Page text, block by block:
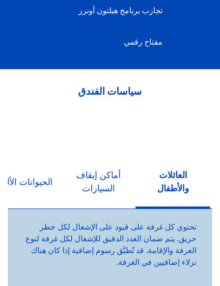
تجارب برنامج هيلتون أونرز
مفتاح رقمي
سياسات الفندق
العائلات
والأطفال
أماكن إيقاف
السيارات
الحيوانات
تحتوي كل غرفة على قيود على الإشغال لكل خطر
حريق. يتم ضمان العدد الدقيق للإشغال لكل غرفة لنوع
الغرفة والإقامة. قد تُطبَّق رسوم إضافية إذا كان هناك
نزلاء إضافيين في الغرفة.